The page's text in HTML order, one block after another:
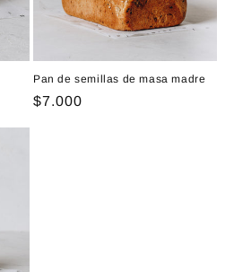
Pan de semillas de masa madre
Precio
$7.000